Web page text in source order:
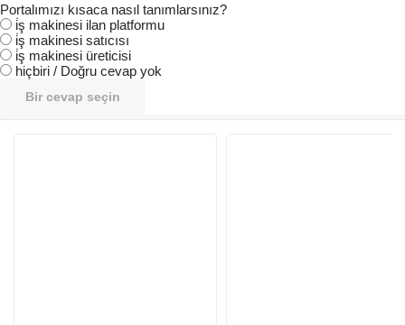
Portalımızı kısaca nasıl tanımlarsınız?
i̇ş makinesi ilan platformu
i̇ş makinesi satıcısı
i̇ş makinesi üreticisi
hiçbiri / Doğru cevap yok
Bir cevap seçin